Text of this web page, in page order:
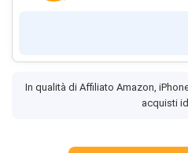
In qualità di Affiliato Amazon,
acquisti